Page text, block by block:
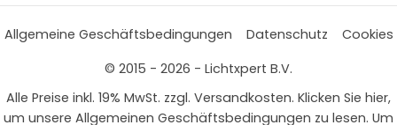
Allgemeine Geschäftsbedingungen Datenschutz
Cookies
© 2015 - 2026 - Lichtxpert B.V.
Alle Preise inkl. 19% MwSt. zzgl. Versandkosten. Klicken Sie hier,
um unsere Allgemeinen Geschäftsbedingungen zu lesen. Um